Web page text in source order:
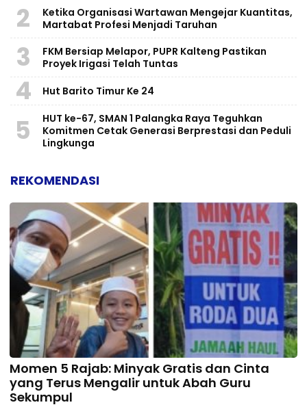
2
Ketika Organisasi Wartawan Mengejar Kuantitas,
Martabat Profesi Menjadi Taruhan
3
FKM Bersiap Melapor, PUPR Kalteng Pastikan
Proyek Irigasi Telah Tuntas
4 Hut Barito Timur Ke 24
5
HUT ke-67, SMAN 1 Palangka Raya Teguhkan
Komitmen Cetak Generasi Berprestasi dan Peduli
Lingkunga
REKOMENDASI
Momen 5 Rajab: Minyak Gratis dan Cinta
yang Terus Mengalir untuk Abah Guru
Sekumpul